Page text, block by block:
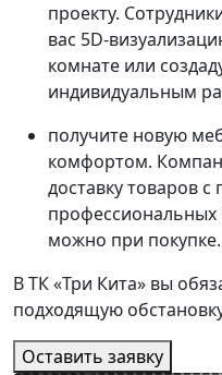
проекту.
вас 5D-
комнате или
индивидуальным
получите новую
комфортом.
доставку товаров
профессиональных
можно при покупке.
В ТК «Три Кита» вы
подходящую
Оставить заявку